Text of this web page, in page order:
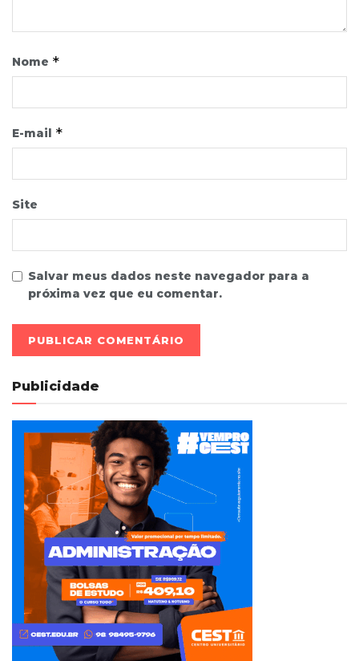
Nome *
E-mail *
Site
Salvar meus dados neste navegador para a
próxima vez que eu comentar.
Publicidade